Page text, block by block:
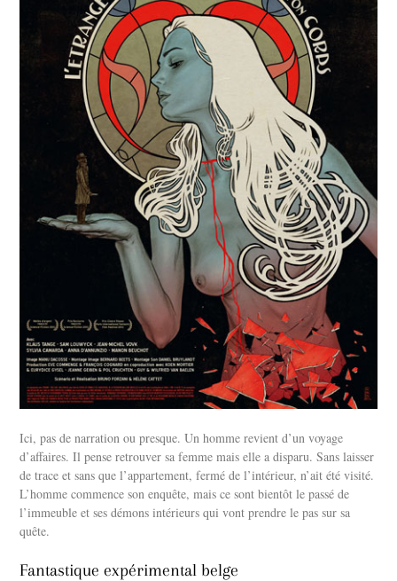
Ici, pas de narration ou presque. Un homme revient d’un voyage
d’affaires. Il pense retrouver sa femme mais elle a disparu. Sans laisser
de trace et sans que l’appartement, fermé de l’intérieur, n’ait été visité.
L’homme commence son enquête, mais ce sont bientôt le passé de
l’immeuble et ses démons intérieurs qui vont prendre le pas sur sa
quête.
Fantastique expérimental belge